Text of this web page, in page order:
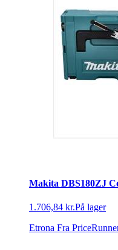
Makita DBS180ZJ
1.706,84 kr.På lager
Etrona Fra